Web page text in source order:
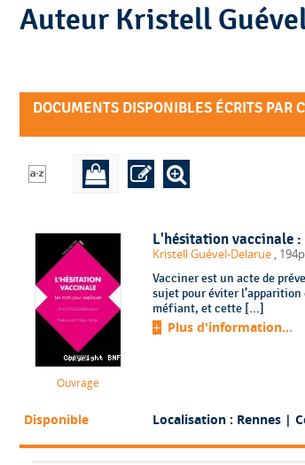
Auteur Kristell
DOCUMENTS DISPONIBLES ÉCRITS PAR
Ouvrage
L'hésitation vaccinale
Kristell Guével-Delarue ,
Vacciner est un acte de
sujet pour éviter
méfiant, et cette [...]
Plus d'information...
Disponible Localisation : Rennes |